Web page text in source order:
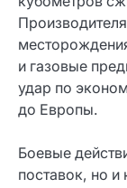
и газовые
удар по
до Европы.
Боевые
поставок, но